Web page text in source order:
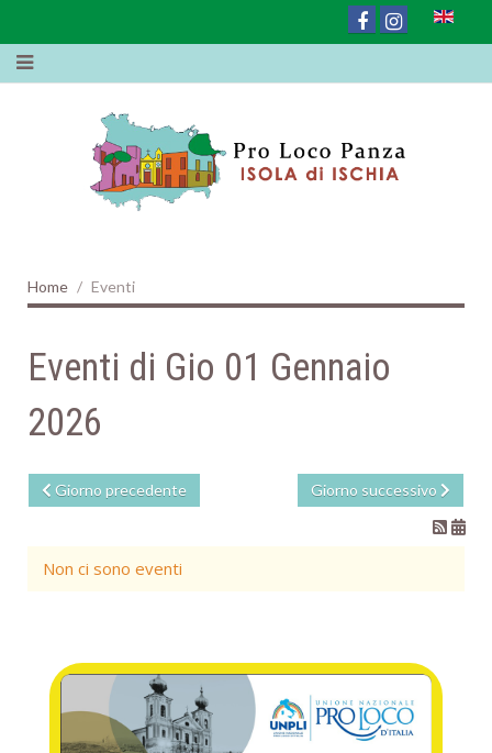
Home Eventi
Eventi di Gio 01 Gennaio
2026
Giorno precedente Giorno successivo
Non ci sono eventi